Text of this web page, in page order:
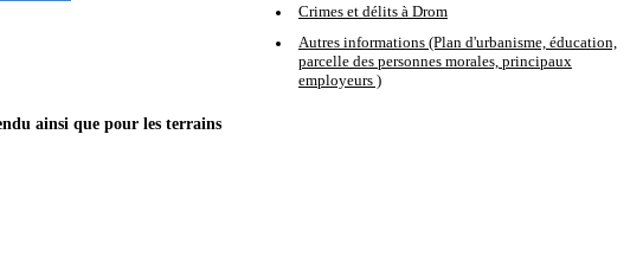
Crimes et délits à Drom
Autres informations (Plan d'urbanisme, éducation,
parcelle des personnes morales, principaux
employeurs )
ainsi que pour les terrains